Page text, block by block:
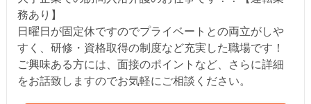
務あり】
日曜日が固定休ですのでプライベートとの両立がしや
すく、研修・資格取得の制度など充実した職場です！
ご興味ある方には、面接のポイントなど、さらに詳細
をお話致しますのでお気軽にご相談ください。